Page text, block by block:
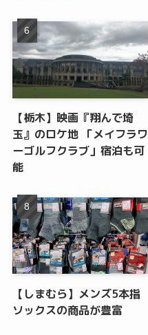
【栃木】映画『翔んで埼
玉』のロケ地 「メイフラワ
ーゴルフクラブ」宿泊も可
能
【しまむら】メンズ5本指
ソックスの商品が豊富